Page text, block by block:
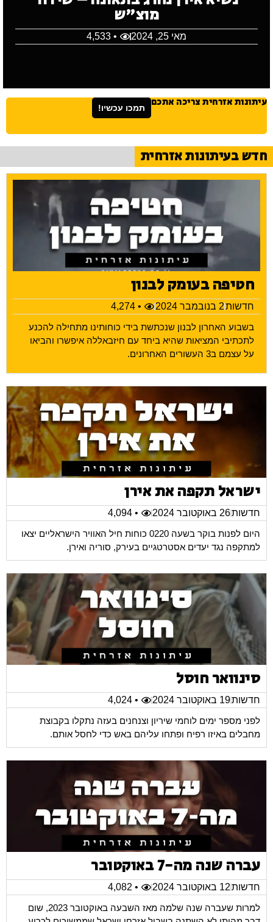
מוצ"ש
מאי 25, 2024 • 4,533
עיתונות אזרחית צריכה אתכם תמכו עכשיו!
חדש בעיתונות אזרחית
חטיפה בעומק לבנון
חדשות2 בנובמבר 2024
• 4,274
בשבוע האחרון לבנון שנכתשת בידי כוחותינו מתחילה להכנע
לתכתיבי המציאות שהיא ביחד עם חיזבאללה איפשרו והביאו
על עצמם ב3 העשורים האחרונים.
ישראל תקפה את אירן
חדשות26 באוקטובר 2024
• 4,094
היום לפנות בוקר בשעה 0220 כוחות חיל האוויר הישראליים יצאו
למתקפה נגד יעדים אסטרטגיים בעירק, סוריה ואירן.
סינוואר חוסל
חדשות19 באוקטובר 2024
• 4,024
לפני מספר ימים לוחמי שיריון וצנחנים בעזה נתקלו בקבוצת
מחבלים באיזו רפיח ופתחו עליהם באש כדי לחסל אותם.
עברה שנה מה-7 באוקטובר
חדשות12 באוקטובר 2024
• 4,082
למרות שעברה שנה שלמה מאז השבעה באוקטובר 2023, שום